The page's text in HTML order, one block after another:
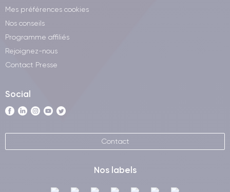
Mes préférences cookies
Nos conseils
Programme affiliés
Rejoignez-nous
Contact Presse
Social
Contact
Nos labels